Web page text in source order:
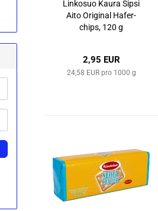
Lin­ko­suo Kaura Sipsi
Aito Ori­gi­nal Ha­fer­
chips, 120 g
2,95 EUR
24,58 EUR pro 1000 g